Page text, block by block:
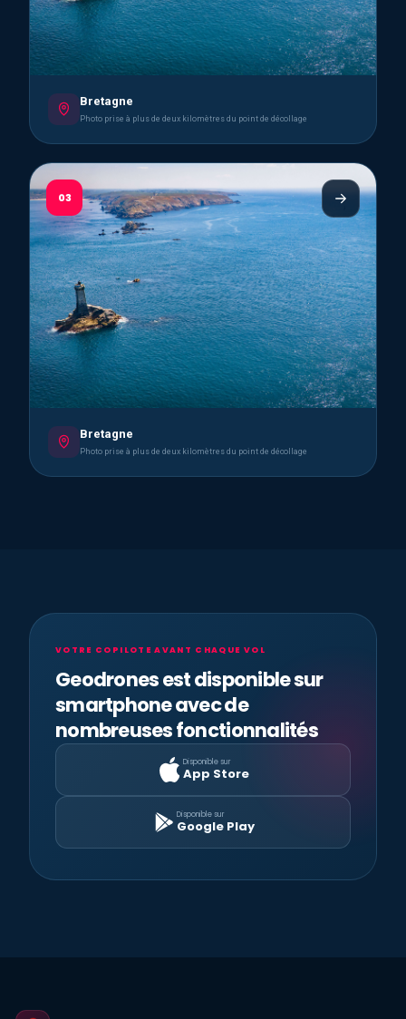
Bretagne
Photo prise à plus de deux kilomètres du point de décollage
03
Bretagne
Photo prise à plus de deux kilomètres du point de décollage
VOTRE COPILOTE AVANT CHAQUE VOL
Geodrones est disponible sur
smartphone avec de
nombreuses fonctionnalités
Disponible sur
App Store
Disponible sur
Google Play